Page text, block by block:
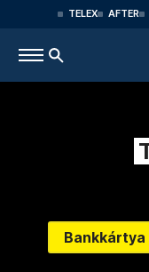
TELEX AFTER
Bankkártya